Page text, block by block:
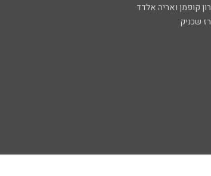
רון קופמן ואריה אלדד
רז שכניק